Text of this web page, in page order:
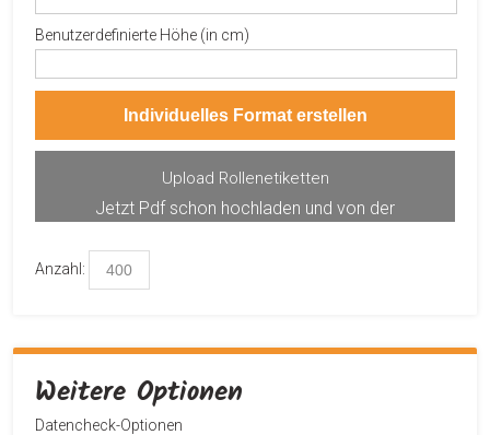
Benutzerdefinierte Höhe (in cm)
Individuelles Format erstellen
Upload Rollenetiketten
Jetzt Pdf schon hochladen und von der
Anzahl:
Weitere Optionen
Datencheck-Optionen